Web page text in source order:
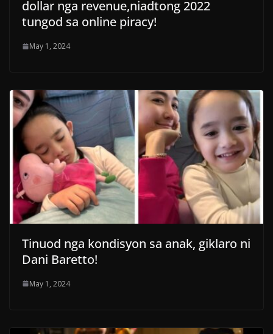
dollar nga revenue,niadtong 2022
tungod sa online piracy!
May 1, 2024
Tinuod nga kondisyon sa anak, giklaro ni
Dani Baretto!
May 1, 2024